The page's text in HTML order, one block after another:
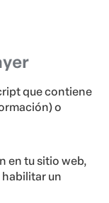
que contiene
o
en tu sitio web,
habilitar un